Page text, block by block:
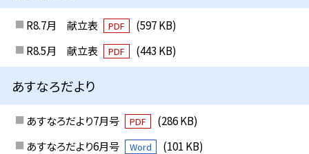
R8.7月 献立表 PDF
(597 KB)
R8.5月 献立表
PDF (443 KB)
あすなろだより
あすなろだより7月号 PDF
(286 KB)
あすなろだより6月号
Word (101 KB)